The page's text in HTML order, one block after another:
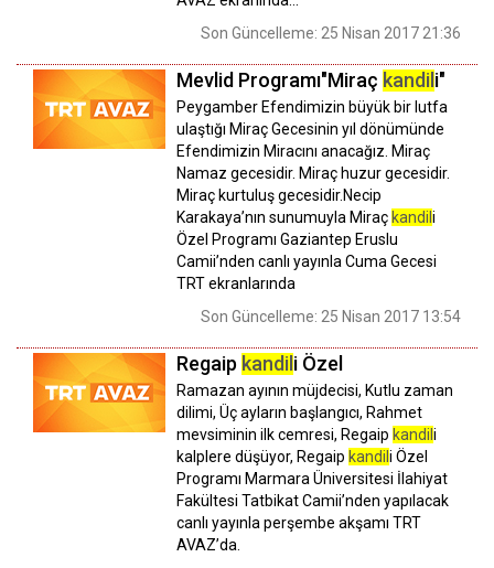
Son Güncelleme: 25 Nisan 2017 21:36
Mevlid Programı"Miraç kandil i"
Peygamber Efendimizin büyük bir lutfa
ulaştığı Miraç Gecesinin yıl dönümünde
Efendimizin Miracını anacağız. Miraç
Namaz gecesidir. Miraç huzur gecesidir.
Miraç kurtuluş gecesidir.Necip
Karakaya’nın sunumuyla Miraç kandil i
Özel Programı Gaziantep Eruslu
Camii’nden canlı yayınla Cuma Gecesi
TRT ekranlarında
Son Güncelleme: 25 Nisan 2017 13:54
Regaip kandil i Özel
Ramazan ayının müjdecisi, Kutlu zaman
dilimi, Üç ayların başlangıcı, Rahmet
mevsiminin ilk cemresi, Regaip kandil i
kalplere düşüyor, Regaip kandil i Özel
Programı Marmara Üniversitesi İlahiyat
Fakültesi Tatbikat Camii’nden yapılacak
canlı yayınla perşembe akşamı TRT
AVAZ’da.